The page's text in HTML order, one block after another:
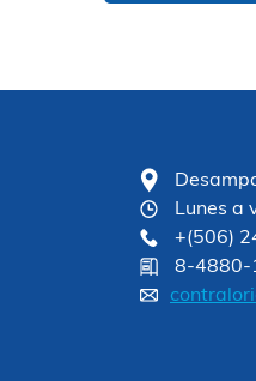
Lunes a
+(506)
8-4880-